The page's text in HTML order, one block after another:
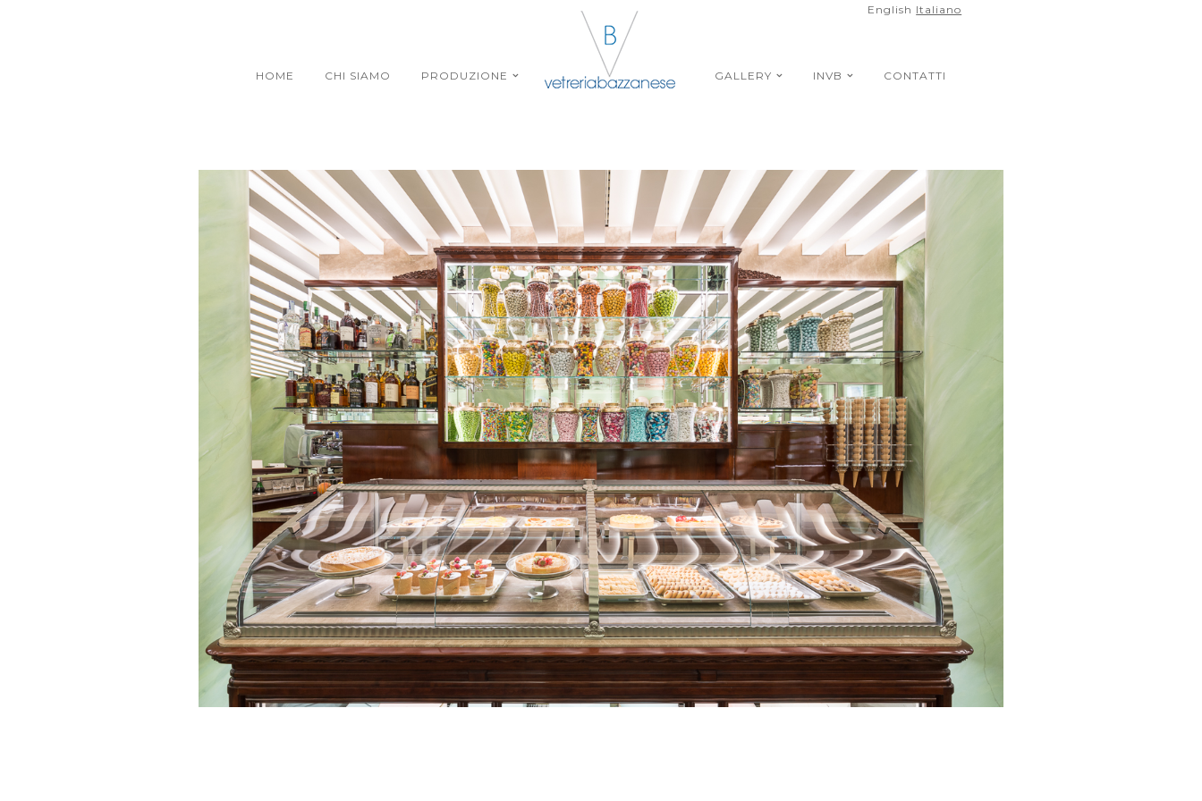
HOME CHI SIAMO PRODUZIONE GALLERY INVB CONTATTI
English Italiano